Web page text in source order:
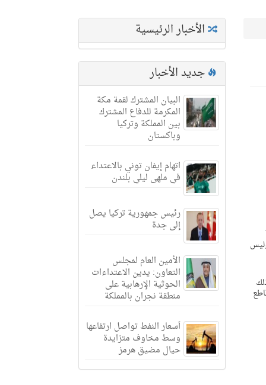
الأخبار الرئيسية
جديد الأخبار
البيان المشترك لقمة مكة
المكرمة للدفاع المشترك
بين المملكة وتركيا
وباكستان
اتهام إيفان توني بالاعتداء
في ملهى ليلي بلندن
رئيس جمهورية تركيا يصل
إلى جدة
الأمين العام لمجلس
التعاون: يدين الاعتداءات
الحوثية الإرهابية على
منطقة نجران بالمملكة
أسعار النفط تواصل ارتفاعها
وسط مخاوف متزايدة
حيال مضيق هرمز